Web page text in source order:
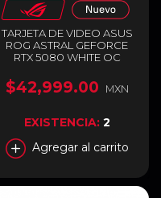
TARJETA DE VIDEO ASUS
ROG ASTRAL GEFORCE
RTX 5080 WHITE OC
PCI EXPRESS 5.0 | 256 BITS
| 2 X HDMI / 3 X
BLANCO | ROG-ASTRAL-
RTX5080-O16G-WHITE
$42,999.00 MXN
EXISTENCIA: 2
Agregar al carrito